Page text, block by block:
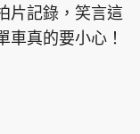
片記錄，笑言這
車真的要小心！